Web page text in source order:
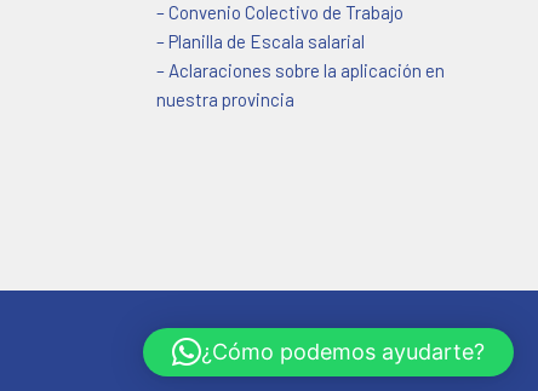
– Convenio Colectivo de Trabajo
– Planilla de Escala salarial
– Aclaraciones sobre la aplicación en
nuestra provincia
¿Cómo podemos ayudarte?